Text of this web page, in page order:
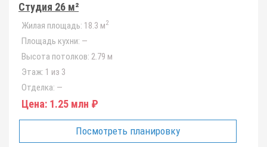
Студия 26 м²
Жилая площадь: 18.3 м2
Площадь кухни: —
Высота потолков: 2.79 м
Этаж: 1 из 3
Отделка: —
Цена: 1.25 млн ₽
Посмотреть планировку